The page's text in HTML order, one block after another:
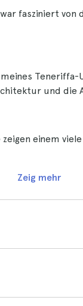
fasziniert von
und die
einem
Zeig mehr